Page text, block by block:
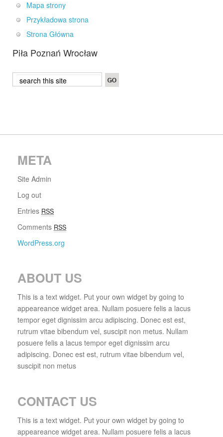
Mapa strony
Przykładowa strona
Strona Główna
Piła Poznań Wrocław
META
Site Admin
Log out
Entries RSS
Comments RSS
WordPress.org
ABOUT US
This is a text widget. Put your own widget by going to
appeareance widget area. Nullam posuere felis a lacus
tempor eget dignissim arcu adipiscing. Donec est est,
rutrum vitae bibendum vel, suscipit non metus. Nullam
posuere felis a lacus tempor eget dignissim arcu
adipiscing. Donec est est, rutrum vitae bibendum vel,
suscipit non metus
CONTACT US
This is a text widget. Put your own widget by going to
appeareance widget area. Nullam posuere felis a lacus